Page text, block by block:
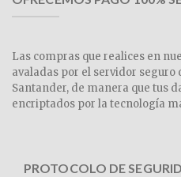
Las compras que realices en
avaladas por el servidor
Santander, de manera que tus
encriptados por la tecnología
PROTOCOLO DE